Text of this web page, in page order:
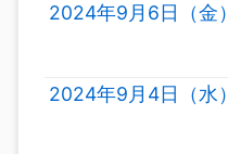
2024年9月6日（金）
2024年9月4日（水）